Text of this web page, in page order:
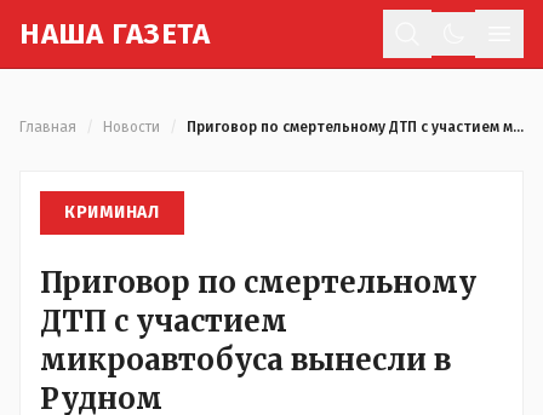
НАША ГАЗЕТА
Главная Новости Приговор по смертельному ДТП с участием микроавтобуса вынесли в Рудном
КРИМИНАЛ
Приговор по смертельному
ДТП с участием
микроавтобуса вынесли в
Рудном